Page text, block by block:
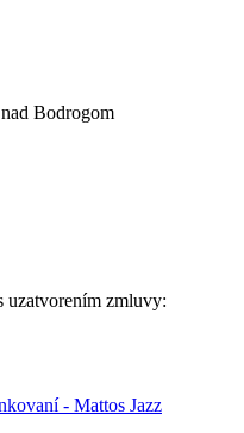
Bodrogom
uzatvorením zmluvy:
- Mattos Jazz